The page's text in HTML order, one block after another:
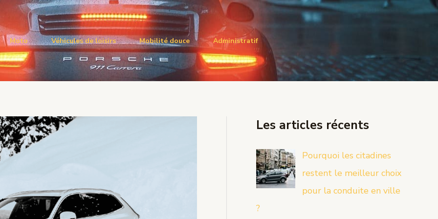
Moto Véhicules de loisirs Mobilité douce Administratif
Les articles récents
Pourquoi les citadines
restent le meilleur choix
pour la conduite en ville
?